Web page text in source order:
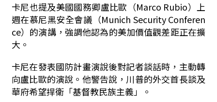
卡尼也提及美國國務卿盧比歐（Marco Rubio）上
週在慕尼黑安全會議（Munich Security Conferen
ce）的演講，強調他認為的美加價值觀差距正在擴
大。
卡尼在發表國防計畫演說後對記者談話時，主動轉
向盧比歐的演說。他警告說，川普的外交首長談及
華府希望捍衛「基督教民族主義」。